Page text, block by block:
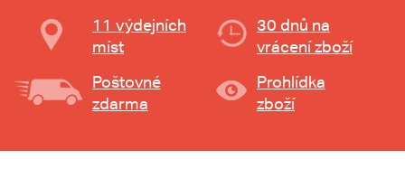
11 výdejních
míst
30 dnů na
vrácení zboží
Poštovné
zdarma
Prohlídka
zboží